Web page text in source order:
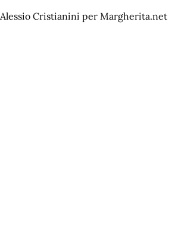
Alessio Cristianini per Margherita.net